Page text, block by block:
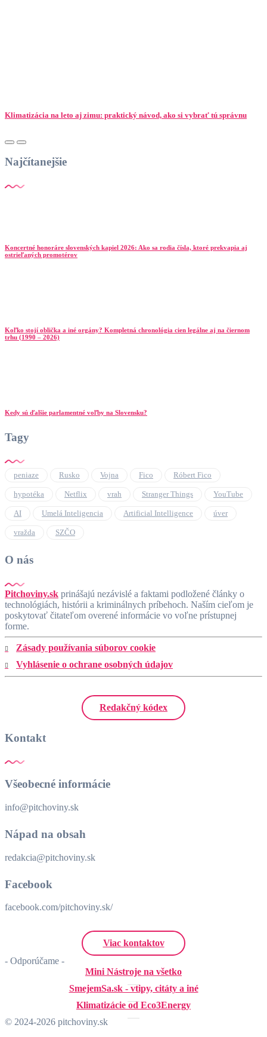
Klimatizácia na leto aj zimu: praktický návod, ako si vybrať tú správnu
Najčítanejšie
Koncertné honoráre slovenských kapiel 2026: Ako sa rodia čísla, ktoré prekvapia aj
ostrieľaných promotérov
Koľko stojí oblička a iné orgány? Kompletná chronológia cien legálne aj na čiernom
trhu (1990 – 2026)
Kedy sú ďalšie parlamentné voľby na Slovensku?
Tagy
peniaze Rusko Vojna Fico Róbert Fico
hypotéka Netflix vrah Stranger Things YouTube
AI Umelá Inteligencia Artificial Intelligence úver
vražda SZČO
O nás
Pitchoviny.sk prinášajú nezávislé a faktami podložené články o
technológiách, histórii a kriminálnych príbehoch. Naším cieľom je
poskytovať čitateľom overené informácie vo voľne prístupnej
forme.
Zásady používania súborov cookie
Vyhlásenie o ochrane osobných údajov
Redakčný kódex
Kontakt
Všeobecné informácie
info@pitchoviny.sk
Nápad na obsah
redakcia@pitchoviny.sk
Facebook
facebook.com/pitchoviny.sk/
Viac kontaktov
- Odporúčame -
Mini Nástroje na všetko
SmejemSa.sk - vtipy, citáty a iné
Klimatizácie od Eco3Energy
© 2024-2026 pitchoviny.sk